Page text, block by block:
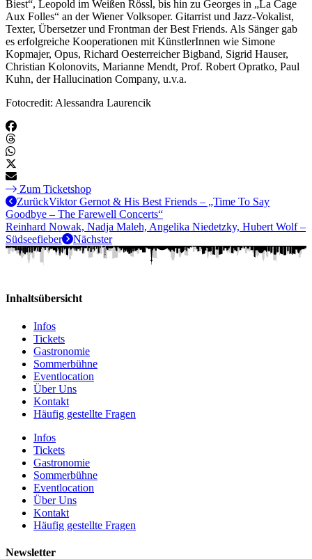
Biest“, Leopold im Weißen Rössl, bis hin zu Georges in „La Cage
Aux Folles“ an der Wiener Volksoper. Gitarrist und Jazz-Vokalist,
Texter, Übersetzer und Frontman der Best Friends. Als Sänger gab
es erfolgreiche Kooperationen mit KünstlerInnen wie Simone
Kopmajer, Opus, Richard Oesterreicher Bigband, Sigrid Hauser,
Christian Kolonovits, Marianne Mendt, Prof. Robert Opratko, Paul
Kuhn, der Hallucination Company, u.v.a.
Fotocredit: Alessandra Laurencik
Zum Ticketshop
ZurückViktor Gernot & His Best Friends – „Time To Say
Goodbye – The Farewell Concerts“
Reinhard Nowak, Nadja Maleh, Angelika Niedetzky, Hubert Wolf –
Südseefieber
Nächster
Inhaltsübersicht
Infos
Tickets
Gastronomie
Sommerbühne
Eventlocation
Über Uns
Kontakt
Häufig gestellte Fragen
Infos
Tickets
Gastronomie
Sommerbühne
Eventlocation
Über Uns
Kontakt
Häufig gestellte Fragen
Newsletter